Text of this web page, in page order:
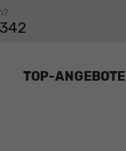
TOP-ANGEBOTE